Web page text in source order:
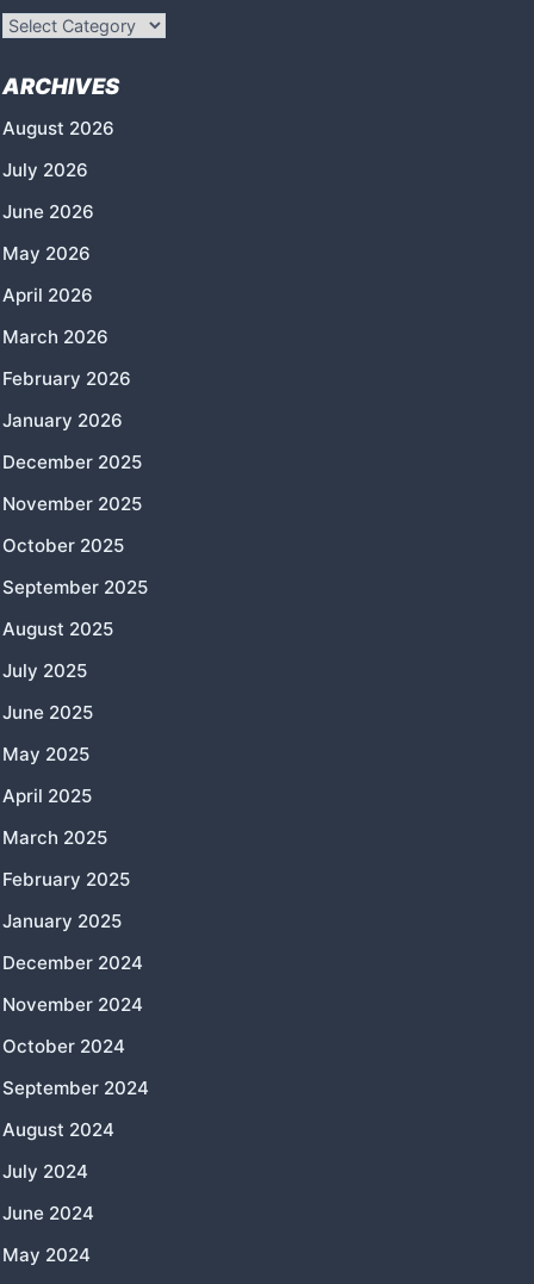
Categories
ARCHIVES
August 2026
July 2026
June 2026
May 2026
April 2026
March 2026
February 2026
January 2026
December 2025
November 2025
October 2025
September 2025
August 2025
July 2025
June 2025
May 2025
April 2025
March 2025
February 2025
January 2025
December 2024
November 2024
October 2024
September 2024
August 2024
July 2024
June 2024
May 2024